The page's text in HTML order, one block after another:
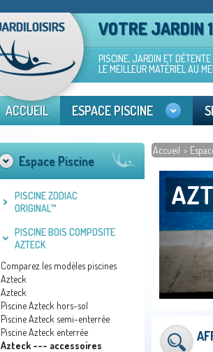
VOTRE JARDIN
PISCINE, JARDIN ET DÉTENTE
LE MEILLEUR MATÉRIEL AU
ACCUEIL ESPACE PISCINE
Accueil >
Espace Piscine
PISCINE ZODIAC
ORIGINAL™
PISCINE BOIS COMPOSITE
AZTECK
Comparez les modèles piscines
Azteck
Azteck
Piscine Azteck hors-sol
Piscine Azteck semi-enterrée
Piscine Azteck enterrée
Azteck --- accessoires